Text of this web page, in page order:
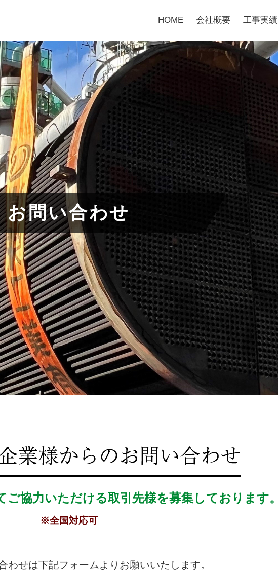
HOME 会社概要 工事実績
お問い合わせ
協力いただける取引先様を募集しております。
※全国対応可
わせは下記フォームよりお願いいたします。